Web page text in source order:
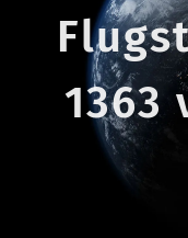
1363